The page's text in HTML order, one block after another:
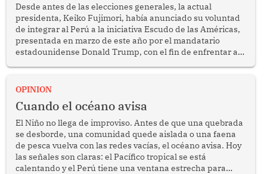
Desde antes de las elecciones generales, la actual
presidenta, Keiko Fujimori, había anunciado su voluntad
de integrar al Perú a la iniciativa Escudo de las Américas,
presentada en marzo de este año por el mandatario
estadounidense Donald Trump, con el fin de enfrentar al
OPINION
Cuando el océano avisa
El Niño no llega de improviso. Antes de que una quebrada
se desborde, una comunidad quede aislada o una faena
de pesca vuelva con las redes vacías, el océano avisa. Hoy
las señales son claras: el Pacífico tropical se está
calentando y el Perú tiene una ventana estrecha para